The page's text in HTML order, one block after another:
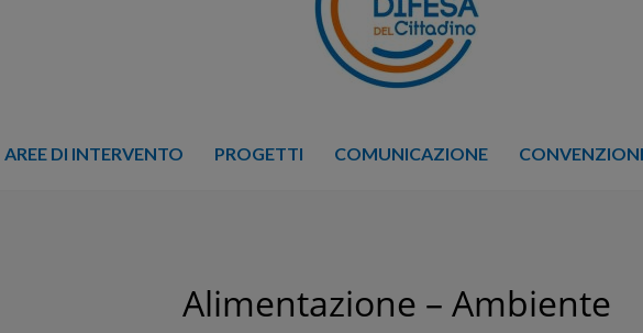
AREE DI INTERVENTO PROGETTI COMUNICAZIONE
Alimentazione – Ambiente